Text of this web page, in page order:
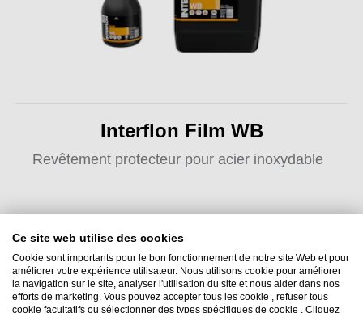
Interflon Film WB
Revêtement protecteur pour acier inoxydable
Interflon België NV
Ce site web utilise des cookies
Cookie sont importants pour le bon fonctionnement de notre site Web et pour
améliorer votre expérience utilisateur. Nous utilisons cookie pour améliorer
la navigation sur le site, analyser l'utilisation du site et nous aider dans nos
efforts de marketing. Vous pouvez accepter tous les cookie , refuser tous
cookie facultatifs ou sélectionner des types spécifiques de cookie . Cliquez